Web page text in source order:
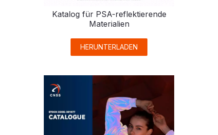
Katalog für PSA-reflektierende
Materialien
HERUNTERLADEN